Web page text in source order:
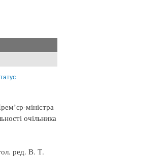
міністра
очільника
ред. В. Т.